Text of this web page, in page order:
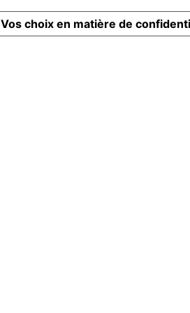
Vos choix en matière de